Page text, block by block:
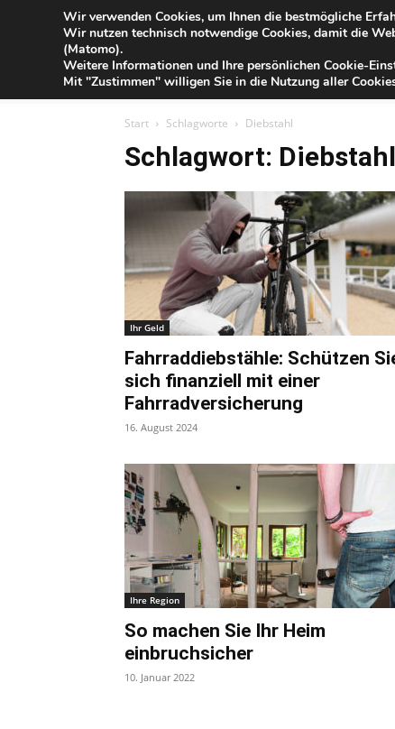
Blog
der
Sparkasse
IHR
Start Schlagworte Diebstahl
Schlagwort: Diebstahl
Ihr Geld
Fahrraddiebstähle: Schützen
sich finanziell mit einer
Fahrradversicherung
16. August 2024
Ihre Region
So machen Sie Ihr Heim
einbruchsicher
10. Januar 2022
Wir verwenden Cookies, um Ihnen die bestmögliche
Wir nutzen technisch notwendige Cookies, damit die
(Matomo).
Weitere Informationen und Ihre persönlichen Cookie-
Mit "Zustimmen" willigen Sie in die Nutzung aller